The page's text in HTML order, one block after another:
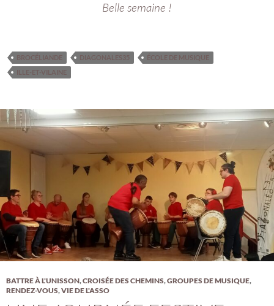
Belle semaine !
BROCÉLIANDE DIAGONALES35
ÉCOLE DE MUSIQUE
ILLE-ET-VILAINE
BATTRE À L'UNISSON,CROISÉE DES CHEMINS,GROUPES DE MUSIQUE,
RENDEZ-VOUS,VIE DE L'ASSO